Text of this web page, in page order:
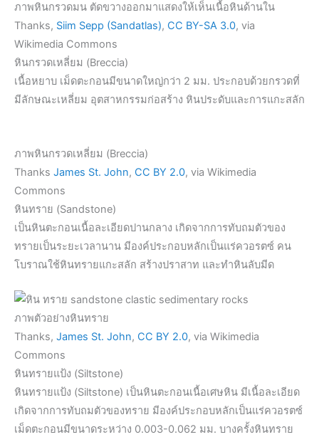
ภาพหินกรวดมน ตัดขวางออกมาแสดงให้เห็นเนื้อหินด้านใน
Thanks, Siim Sepp (Sandatlas), CC BY-SA 3.0, via
Wikimedia Commons
หินกรวดเหลี่ยม (Breccia)
เนื้อหยาบ เม็ดตะกอนมีขนาดใหญ่กว่า 2 มม. ประกอบด้วยกรวดที่
มีลักษณะเหลี่ยม อุตสาหกรรมก่อสร้าง หินประดับและการแกะสลัก
ภาพหินกรวดเหลี่ยม (Breccia)
Thanks James St. John, CC BY 2.0, via Wikimedia
Commons
หินทราย (Sandstone)
เป็นหินตะกอนเนื้อละเอียดปานกลาง เกิดจากการทับถมตัวของ
ทรายเป็นระยะเวลานาน มีองค์ประกอบหลักเป็นแร่ควอรตซ์ คน
โบราณใช้หินทรายแกะสลัก สร้างปราสาท และทำหินลับมีด
ภาพตัวอย่างหินทราย
Thanks, James St. John, CC BY 2.0, via Wikimedia
Commons
หินทรายแป้ง (Siltstone)
หินทรายแป้ง (Siltstone) เป็นหินตะกอนเนื้อเศษหิน มีเนื้อละเอียด
เกิดจากการทับถมตัวของทราย มีองค์ประกอบหลักเป็นแร่ควอรตซ์
เม็ดตะกอนมีขนาดระหว่าง 0.003-0.062 มม. บางครั้งหินทราย